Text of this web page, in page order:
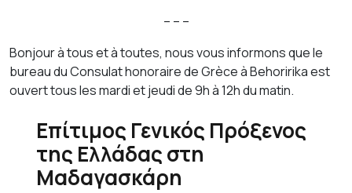
– – –
Bonjour à tous et à toutes, nous vous informons que le
bureau du Consulat honoraire de Grèce à Behoririka est
ouvert tous les mardi et jeudi de 9h à 12h du matin.
Επίτιμος Γενικός Πρόξενος
της Ελλάδας στη
Μαδαγασκάρη